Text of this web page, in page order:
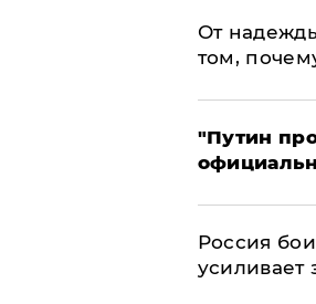
От
том,
"Путин
Россия
усиливает